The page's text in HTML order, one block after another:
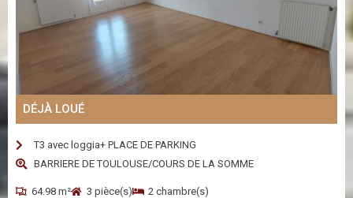
DÉJÀ LOUÉ
T3 avec loggia+ PLACE DE PARKING
BARRIERE DE TOULOUSE/COURS DE LA SOMME
64.98 m² 3 pièce(s) 2 chambre(s)